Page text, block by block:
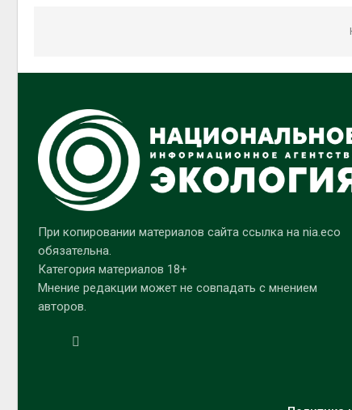
При копировании материалов сайта ссылка на nia.eco
обязательна.
Категория материалов 18+
Мнение редакции может не совпадать с мнением
авторов.